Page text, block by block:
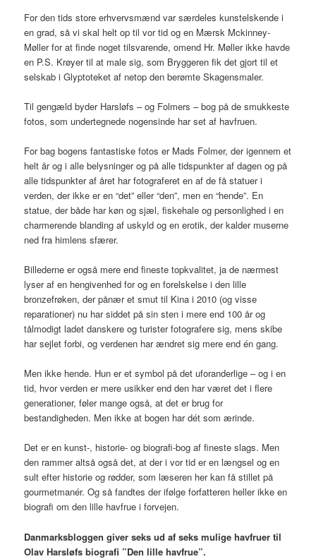
For den tids store erhvervsmænd var særdeles kunstelskende i
en grad, så vi skal helt op til vor tid og en Mærsk Mckinney-
Møller for at finde noget tilsvarende, omend Hr. Møller ikke havde
en P.S. Krøyer til at male sig, som Bryggeren fik det gjort til et
selskab i Glyptoteket af netop den berømte Skagensmaler.
Til gengæld byder Harsløfs – og Folmers – bog på de smukkeste
fotos, som undertegnede nogensinde har set af havfruen.
For bag bogens fantastiske fotos er Mads Folmer, der igennem et
helt år og i alle belysninger og på alle tidspunkter af dagen og på
alle tidspunkter af året har fotograferet en af de få statuer i
verden, der ikke er en “det” eller “den”, men en “hende”. En
statue, der både har køn og sjæl, fiskehale og personlighed i en
charmerende blanding af uskyld og en erotik, der kalder muserne
ned fra himlens sfærer.
Billederne er også mere end fineste topkvalitet, ja de nærmest
lyser af en hengivenhed for og en forelskelse i den lille
bronzefrøken, der pånær et smut til Kina i 2010 (og visse
reparationer) nu har siddet på sin sten i mere end 100 år og
tålmodigt ladet danskere og turister fotografere sig, mens skibe
har sejlet forbi, og verdenen har ændret sig mere end én gang.
Men ikke hende. Hun er et symbol på det uforanderlige – og i en
tid, hvor verden er mere usikker end den har været det i flere
generationer, føler mange også, at det er brug for
bestandigheden. Men ikke at bogen har dét som ærinde.
Det er en kunst-, historie- og biografi-bog af fineste slags. Men
den rammer altså også det, at der i vor tid er en længsel og en
sult efter historie og rødder, som læseren her kan få stillet på
gourmetmanér. Og så fandtes der ifølge forfatteren heller ikke en
biografi om den lille havfrue i forvejen.
Danmarksbloggen giver seks ud af seks mulige havfruer til
Olav Harsløfs biografi ”Den lille havfrue”.